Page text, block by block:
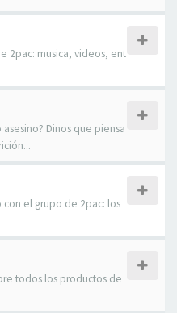
2pac: musica, videos, ent
Dinos que piensa
el grupo de 2pac: los
todos los productos de